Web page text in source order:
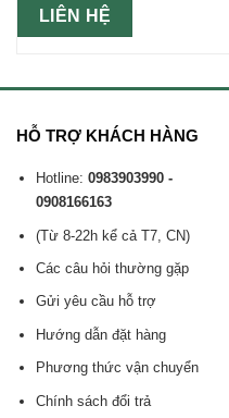
LIÊN HỆ
HỖ TRỢ KHÁCH HÀNG
Hotline: 0983903990 -
0908166163
(Từ 8-22h kể cả T7, CN)
Các câu hỏi thường gặp
Gửi yêu cầu hỗ trợ
Hướng dẫn đặt hàng
Phương thức vận chuyển
Chính sách đổi trả